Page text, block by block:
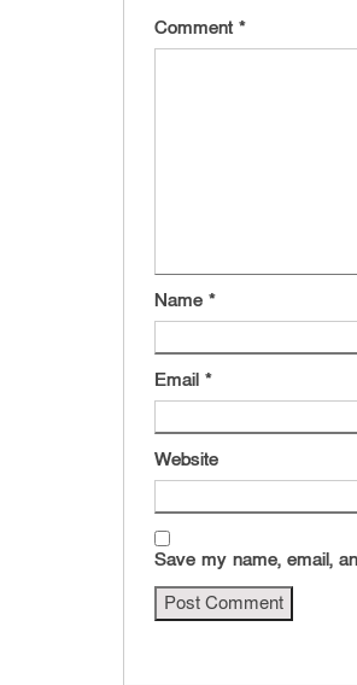
Comment *
Name *
Email *
Website
Save my name, email,